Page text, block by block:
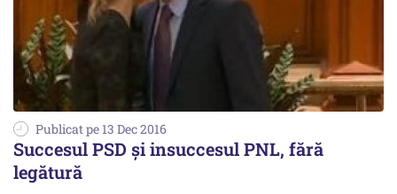
Publicat pe 13 Dec 2016
Succesul PSD și insuccesul PNL, fără
legătură